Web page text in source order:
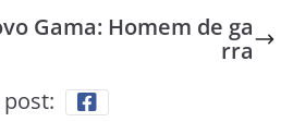
Gama: Homem de ga
rra